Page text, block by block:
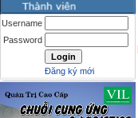
Username
Password
Đăng ký mới